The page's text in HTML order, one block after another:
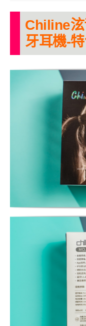
Chiline
牙耳機-